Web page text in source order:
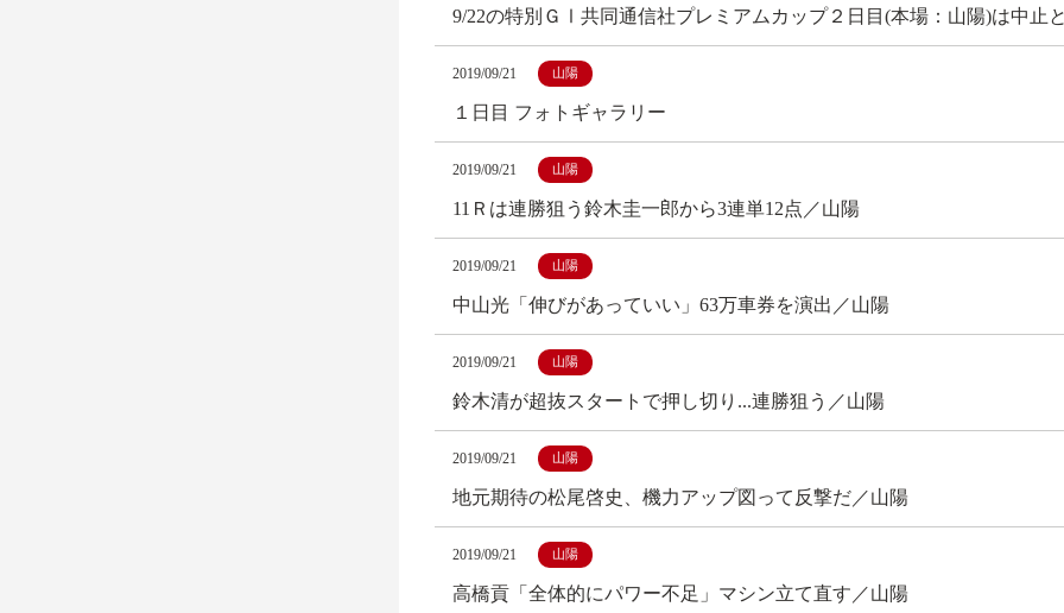
9/22の特別ＧⅠ共同通信社プレミアムカップ２日目(本場：山陽)は中止
2019/09/21 山陽
１日目 フォトギャラリー
2019/09/21 山陽
11Ｒは連勝狙う鈴木圭一郎から3連単12点／山陽
2019/09/21 山陽
中山光「伸びがあっていい」63万車券を演出／山陽
2019/09/21 山陽
鈴木清が超抜スタートで押し切り...連勝狙う／山陽
2019/09/21 山陽
地元期待の松尾啓史、機力アップ図って反撃だ／山陽
2019/09/21 山陽
高橋貢「全体的にパワー不足」マシン立て直す／山陽